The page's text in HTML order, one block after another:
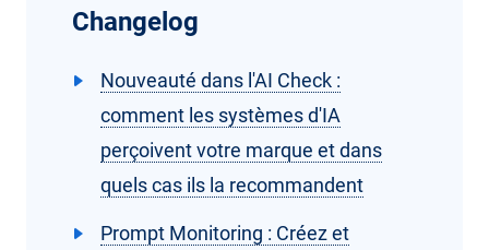
Changelog
Nouveauté dans l'AI Check :
comment les systèmes d'IA
perçoivent votre marque et dans
quels cas ils la recommandent
Prompt Monitoring : Créez et